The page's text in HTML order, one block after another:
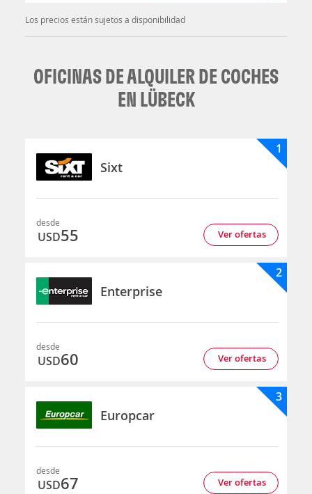
Los precios están sujetos a disponibilidad
OFICINAS DE ALQUILER DE COCHES
EN LÜBECK
Sixt
1
desde
USD55 Ver ofertas
Enterprise
2
desde
USD60 Ver ofertas
Europcar
3
desde
USD67 Ver ofertas